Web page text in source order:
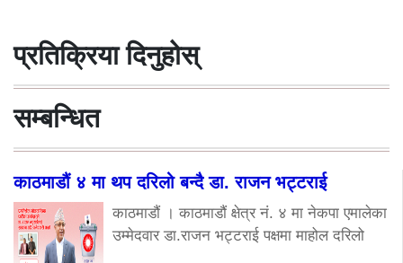
प्रतिक्रिया दिनुहोस्
सम्बन्धित
काठमाडौं ४ मा थप दरिलो बन्दै डा. राजन भट्टराई
काठमाडौं । काठमाडौं क्षेत्र नं. ४ मा नेकपा एमालेका
उम्मेदवार डा.राजन भट्टराई पक्षमा माहोल दरिलो